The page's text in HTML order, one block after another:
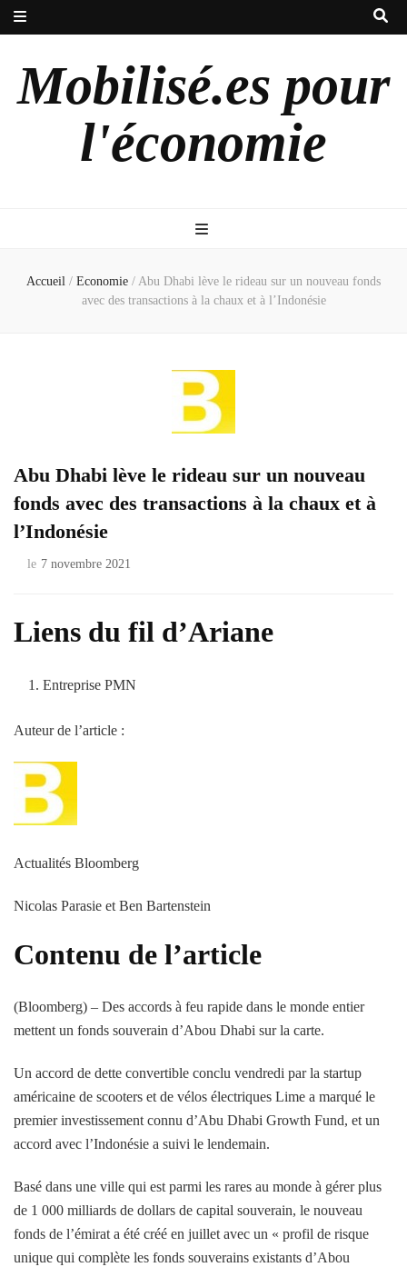
Mobilisé.es pour
l'économie
Accueil / Economie / Abu Dhabi lève le rideau sur un nouveau fonds
avec des transactions à la chaux et à l’Indonésie
Abu Dhabi lève le rideau sur un nouveau
fonds avec des transactions à la chaux et à
l’Indonésie
le 7 novembre 2021
Liens du fil d’Ariane
Entreprise PMN
Auteur de l’article :
Actualités Bloomberg
Nicolas Parasie et Ben Bartenstein
Contenu de l’article
(Bloomberg) – Des accords à feu rapide dans le monde entier
mettent un fonds souverain d’Abou Dhabi sur la carte.
Un accord de dette convertible conclu vendredi par la startup
américaine de scooters et de vélos électriques Lime a marqué le
premier investissement connu d’Abu Dhabi Growth Fund, et un
accord avec l’Indonésie a suivi le lendemain.
Basé dans une ville qui est parmi les rares au monde à gérer plus
de 1 000 milliards de dollars de capital souverain, le nouveau
fonds de l’émirat a été créé en juillet avec un « profil de risque
unique qui complète les fonds souverains existants d’Abou